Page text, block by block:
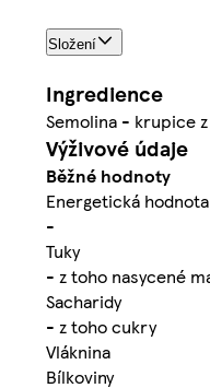
Složení
Ingredience
Semolina - krupice z
Výživové údaje
Běžné hodnoty
Energetická hodnota
-
Tuky
- z toho nasycené
Sacharidy
- z toho cukry
Vláknina
Bílkoviny